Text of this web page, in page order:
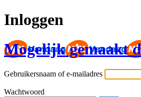
Inloggen
Mogelijk gemaakt
Gebruikersnaam of e-mailadres
Wachtwoord